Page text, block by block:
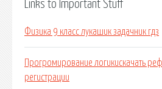
Links to Important Stuff
Физика 9 класс лукашик задачник гдз
Прогромирование логикискачать
регистрации